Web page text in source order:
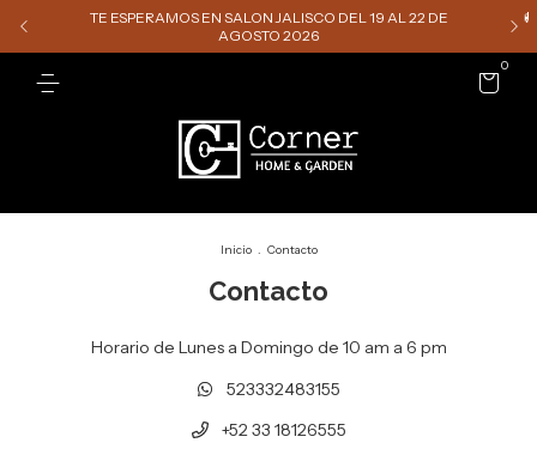
TE ESPERAMOS EN SALON JALISCO DEL 19 AL 22 DE
AGOSTO 2026
0
Inicio . Contacto
Contacto
Horario de Lunes a Domingo de 10 am a 6 pm
523332483155
+52 33 18126555